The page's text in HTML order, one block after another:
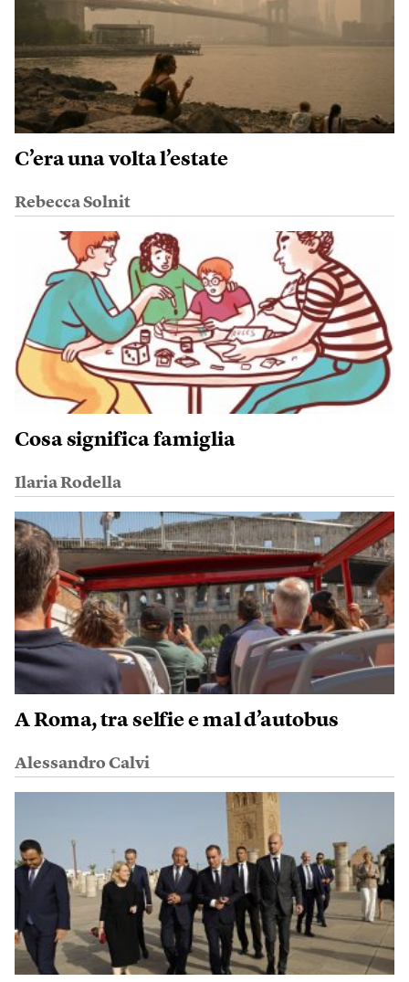
C’era una volta l’estate
Rebecca Solnit
Cosa significa famiglia
Ilaria Rodella
A Roma, tra selfie e mal d’autobus
Alessandro Calvi